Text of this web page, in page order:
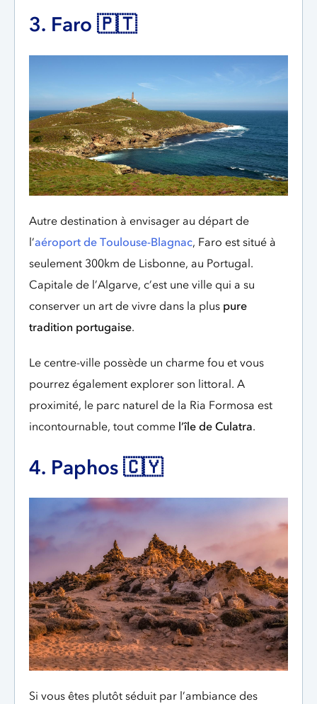
3. Faro 🇵🇹
Autre destination à envisager au départ de
l’aéroport de Toulouse-Blagnac, Faro est situé à
seulement 300km de Lisbonne, au Portugal.
Capitale de l’Algarve, c’est une ville qui a su
conserver un art de vivre dans la plus pure
tradition portugaise.
Le centre-ville possède un charme fou et vous
pourrez également explorer son littoral. A
proximité, le parc naturel de la Ria Formosa est
incontournable, tout comme l’île de Culatra.
4. Paphos 🇨🇾
Si vous êtes plutôt séduit par l’ambiance des